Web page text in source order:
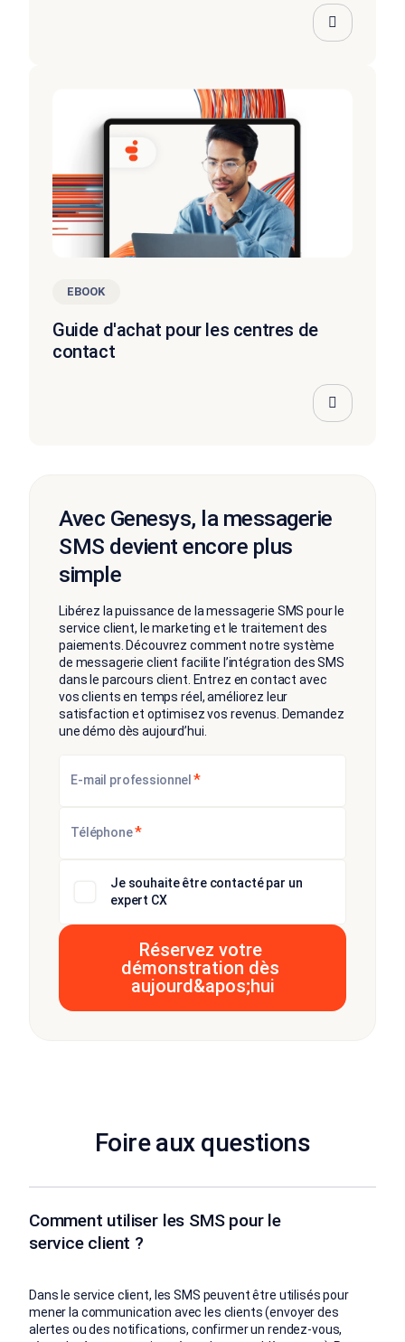
EBOOK
Guide d'achat pour les centres de
contact
Avec Genesys, la messagerie
SMS devient encore plus
simple
Libérez la puissance de la messagerie SMS pour le
service client, le marketing et le traitement des
paiements. Découvrez comment notre système
de messagerie client facilite l’intégration des SMS
dans le parcours client. Entrez en contact avec
vos clients en temps réel, améliorez leur
satisfaction et optimisez vos revenus. Demandez
une démo dès aujourd’hui.
E-mail professionnel *
Téléphone*
Je souhaite être contacté par un
expert CX
Foire aux questions
Comment utiliser les SMS pour le
service client ?
Dans le service client, les SMS peuvent être utilisés pour
mener la communication avec les clients (envoyer des
alertes ou des notifications, confirmer un rendez-vous,